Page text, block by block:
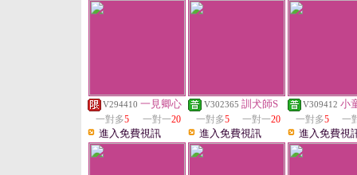
V294410 一見卿心
一對多5 一對一20
進入免費視訊
V302365 訓犬師S
一對多5 一對一20
進入免費視訊
V309412 小
一對多5 一
進入免費視